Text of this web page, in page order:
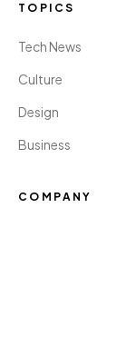
TOPICS
Tech News
Culture
Design
Business
COMPANY